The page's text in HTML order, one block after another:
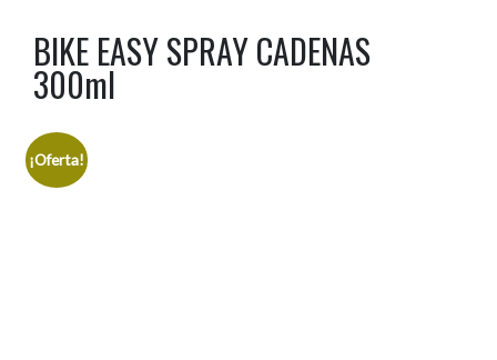
BIKE EASY SPRAY CADENAS
300ml
¡Oferta!